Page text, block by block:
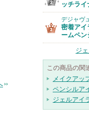
ッチラ
デジャヴ
密着アイ
ームペン
ジ
この商品の関
メイクアッ
ペンシルア
ジェルアイ